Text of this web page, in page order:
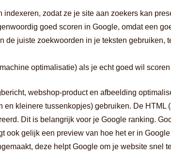
zodat ze je site aan zoekers kan
goed scoren in Google, omdat een
de juiste zoekwoorden in je teksten gebruiken,
optimalisatie) als je echt goed wil
webshop-product en afbeelding
en kleinere tussenkopjes) gebruiken. De HTML
Dit is belangrijk voor je Google ranking.
ook gelijk een preview van hoe het er in
deze helpt Google om je website snel